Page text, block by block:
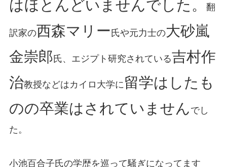
はほとんどいませんでした。
翻
訳家の西森マリー氏や元力士の大砂嵐
金崇郎氏、エジプト研究されている吉村作
治教授などはカイロ大学に 留学はしたも
のの卒業はされていません でし
た。
小池百合子氏の学歴を巡って騒ぎになってます